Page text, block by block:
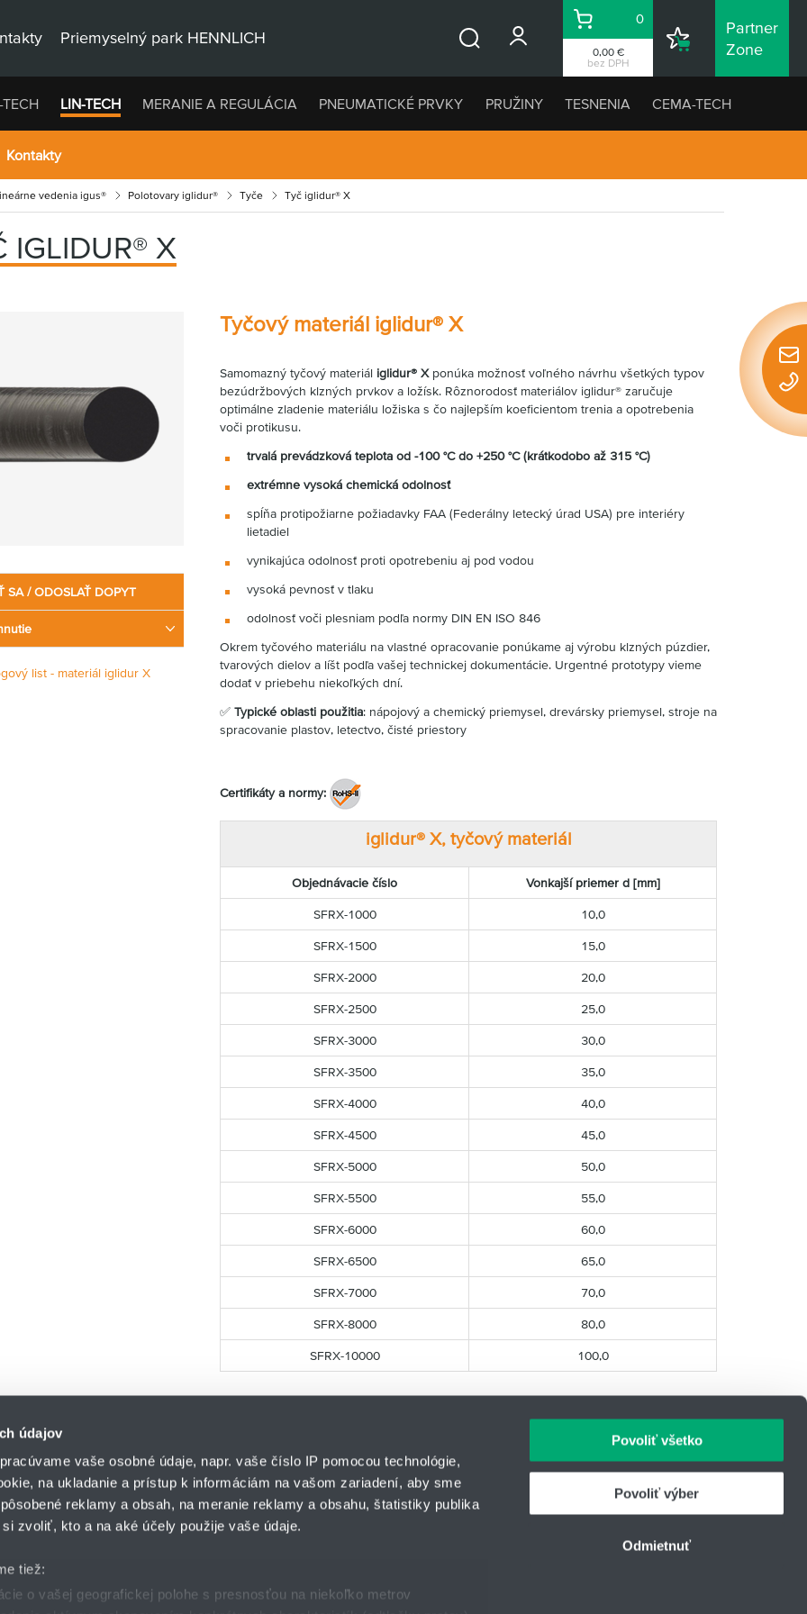
údajov
vaše osobné údaje, napr. vaše číslo IP pomocou technológie,
na ukladanie a prístup k informáciám na vašom zariadení, aby sme
reklamy a obsah, na meranie reklamy a obsahu, štatistiky publika
zvoliť, kto a na aké účely použije vaše údaje.
tiež:
o vašej geografickej polohe s presnosťou na niekoľko metrov
Povoliť všetko
Povoliť výber
Odmietnuť
Priemyselný park HENNLICH
0,00 €
bez DPH
Košík
0
Nákupný
Partner
Zone
LIN-TECH MERANIE A REGULÁCIA PNEUMATICKÉ PRVKY PRUŽINY TESNENIA CEMA-TECH
Kontakty
vedenia igus® Polotovary iglidur® Tyče Tyč iglidur® X
IGLIDUR® X
SA / ODOSLAŤ DOPYT
list - materiál iglidur X
Tyčový materiál iglidur® X
Samomazný tyčový materiál iglidur® Xponúka možnosť voľného návrhu všetkých typov
bezúdržbových klzných prvkov a ložísk. Rôznorodosť materiálov iglidur® zaručuje
optimálne zladenie materiálu ložiska s čo najlepším koeficientom trenia a opotrebenia
voči protikusu.
trvalá prevádzková teplota od -100 °C do +250 °C (krátkodobo až 315 °C)
extrémne vysoká chemická odolnosť
spĺňa protipožiarne požiadavky FAA (Federálny letecký úrad USA) pre interiéry
lietadiel
vynikajúca odolnosť proti opotrebeniu aj pod vodou
vysoká pevnosť v tlaku
odolnosť voči plesniam podľa normy DIN EN ISO 846
Okrem tyčového materiálu na vlastné opracovanie ponúkame aj výrobu klzných púzdier,
tvarových dielov a líšt podľa vašej technickej dokumentácie. Urgentné prototypy vieme
dodať v priebehu niekoľkých dní.
✅ Typické oblasti použitia: nápojový a chemický priemysel, drevársky priemysel, stroje na
spracovanie plastov, letectvo, čisté priestory
Certifikáty a normy:
iglidur® X, tyčový materiál
Objednávacie číslo Vonkajší priemer d [mm]
SFRX-1000 10,0
SFRX-1500 15,0
SFRX-2000 20,0
SFRX-2500 25,0
SFRX-3000 30,0
SFRX-3500 35,0
SFRX-4000 40,0
SFRX-4500 45,0
SFRX-5000 50,0
SFRX-5500 55,0
SFRX-6000 60,0
SFRX-6500 65,0
SFRX-7000 70,0
SFRX-8000 80,0
SFRX-10000 100,0
HENNLICH s.r.o.
Košťany nad Turcom 543
IČO: 31344500
Telefón: +421 903 414 643